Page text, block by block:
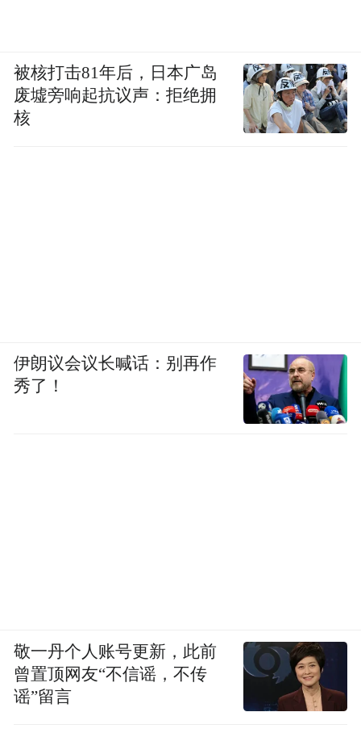
被核打击81年后，日本广岛
废墟旁响起抗议声：拒绝拥
核
伊朗议会议长喊话：别再作
秀了！
敬一丹个人账号更新，此前
曾置顶网友“不信谣，不传
谣”留言